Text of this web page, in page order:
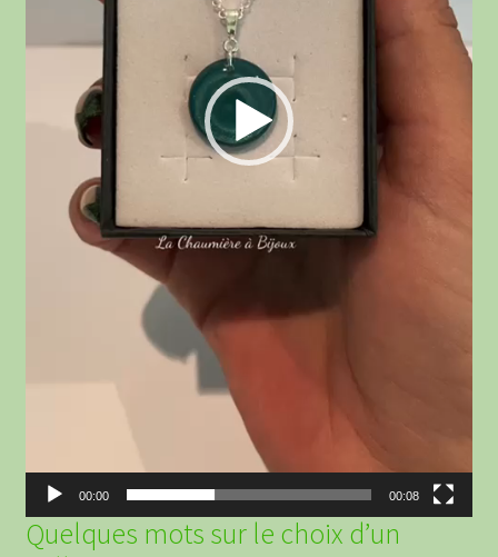
00:00 00:08
Quelques mots sur le choix d’un